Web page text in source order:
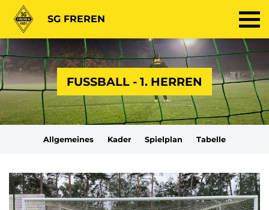
SG FREREN
FUSSBALL - 1. HERREN
Allgemeines Kader Spielplan Tabelle